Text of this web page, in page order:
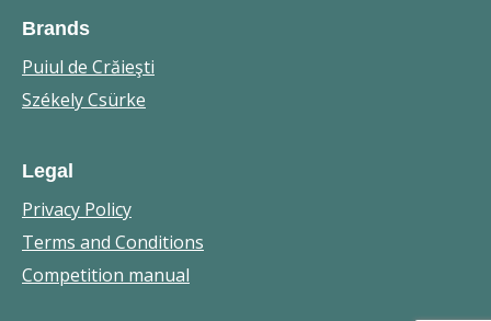
Brands
Puiul de Crăieşti
Székely Csürke
Legal
Privacy Policy
Terms and Conditions
Competition manual